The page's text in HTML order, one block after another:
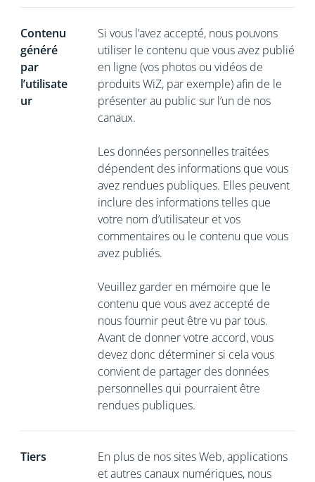
Contenu
généré
par
l’utilisate
ur
Si vous l’avez accepté, nous pouvons
utiliser le contenu que vous avez publié
en ligne (vos photos ou vidéos de
produits WiZ, par exemple) afin de le
présenter au public sur l’un de nos
canaux.
Les données personnelles traitées
dépendent des informations que vous
avez rendues publiques. Elles peuvent
inclure des informations telles que
votre nom d’utilisateur et vos
commentaires ou le contenu que vous
avez publiés.
Veuillez garder en mémoire que le
contenu que vous avez accepté de
nous fournir peut être vu par tous.
Avant de donner votre accord, vous
devez donc déterminer si cela vous
convient de partager des données
personnelles qui pourraient être
rendues publiques.
Tiers
En plus de nos sites Web, applications
et autres canaux numériques, nous